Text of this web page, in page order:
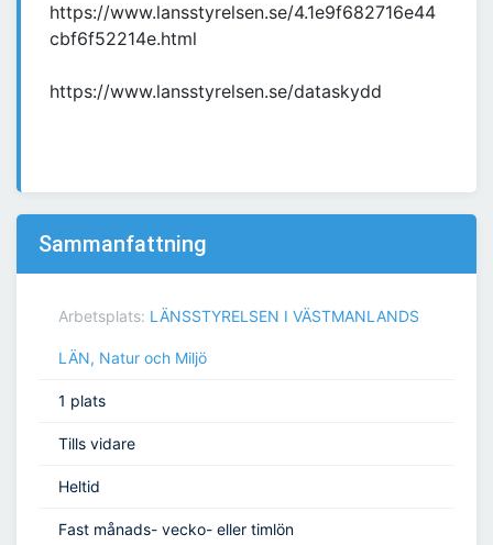
https://www.lansstyrelsen.se/4.1e9f682716e44
cbf6f52214e.html
https://www.lansstyrelsen.se/dataskydd
Sammanfattning
Arbetsplats: LÄNSSTYRELSEN I VÄSTMANLANDS
LÄN, Natur och Miljö
1 plats
Tills vidare
Heltid
Fast månads- vecko- eller timlön